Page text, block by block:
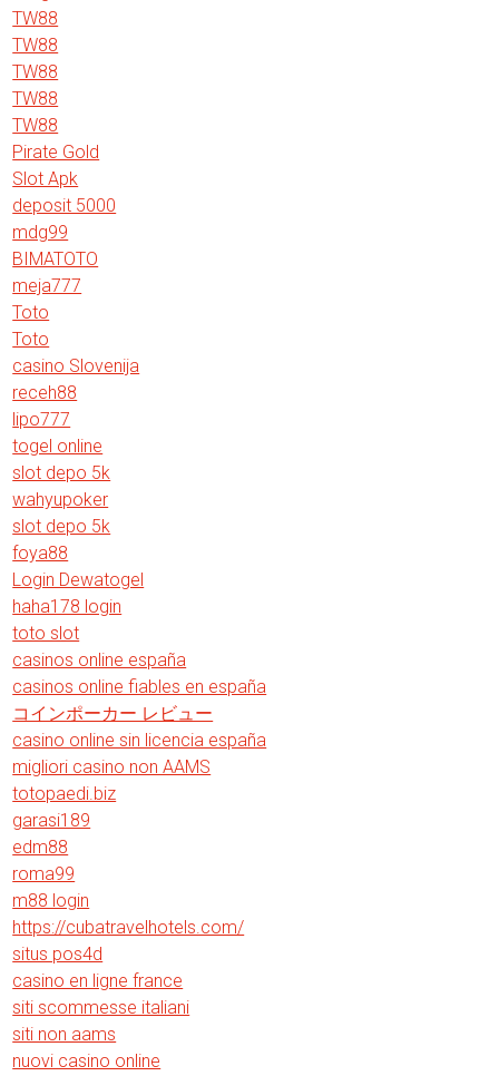
TW88
TW88
TW88
TW88
TW88
Pirate Gold
Slot Apk
deposit 5000
mdg99
BIMATOTO
meja777
Toto
Toto
casino Slovenija
receh88
lipo777
togel online
slot depo 5k
wahyupoker
slot depo 5k
foya88
Login Dewatogel
haha178 login
toto slot
casinos online españa
casinos online fiables en españa
コインポーカー レビュー
casino online sin licencia españa
migliori casino non AAMS
totopaedi.biz
garasi189
edm88
roma99
m88 login
https://cubatravelhotels.com/
situs pos4d
casino en ligne france
siti scommesse italiani
siti non aams
nuovi casino online